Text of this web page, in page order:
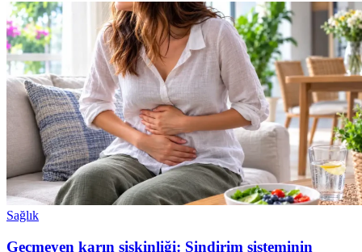
Sağlık
Geçmeyen karın şişkinliği: Sindirim sisteminin